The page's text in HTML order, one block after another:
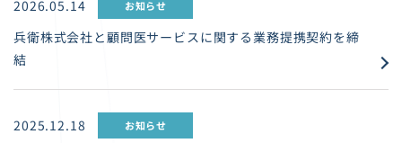
2026.05.14 お知らせ
兵衛株式会社と顧問医サービスに関する業務提携契約を締
結
2025.12.18 お知らせ